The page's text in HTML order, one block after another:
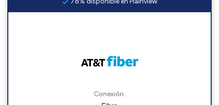
Conexión: